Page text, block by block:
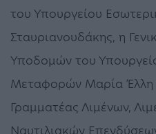
του Υπουργείου
Σταυριανουδάκης, η
Υποδομών του
Μεταφορών Μαρία Έλλη
Γραμματέας Λιμένων,
Ναυτιλιακών